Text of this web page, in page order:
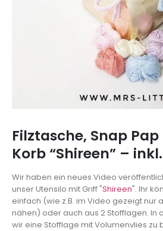
Filztasche, Snap
Korb “Shireen” –
Wir haben ein neues Video
unser Utensilo mit Griff "Shireen". Ihr
einfach (wie z.B. im Video gezeigt nur
nähen) oder auch aus 2 Stofflagen. In
wir eine Stofflage mit Volumenvlies zu